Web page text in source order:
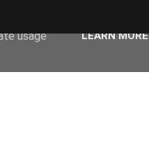
agent
usage
LEARN MORE